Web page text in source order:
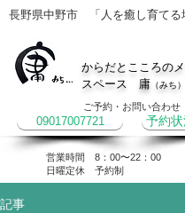
長野県中野市 「人を癒し育てる
からだとこころの
スペース 庸 （みち）
ご予約・お問い合わせ
09017007721 予約
営業時間 8：00〜22：00
​日曜定休 予約制
記事